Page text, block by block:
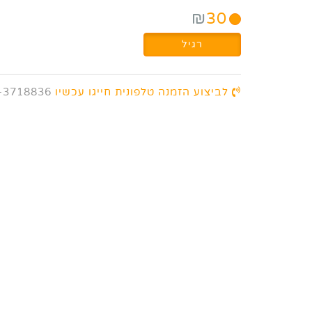
₪30
רגיל
לביצוע הזמנה טלפונית חייגו עכשיו